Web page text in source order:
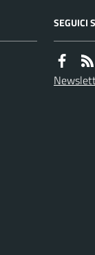
SEGUICI